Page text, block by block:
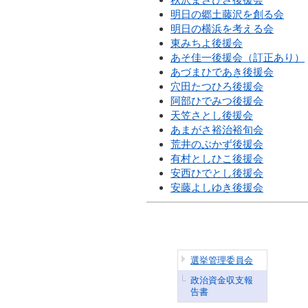
明日の郷土藤沢を創る会
明日の横浜を考える会
東みちよ後援会
あそ佳一後援会（訂正あり）
あづまひであき後援会
穴田たつひろ後援会
阿部ひでみつ後援会
天笠さとし後援会
あまがさ裕治裕旬会
荒井のぶかず後援会
有村としひこ後援会
安西ひでとし後援会
安藤よしゆき後援会
選挙管理委員会
政治資金収支報
告書